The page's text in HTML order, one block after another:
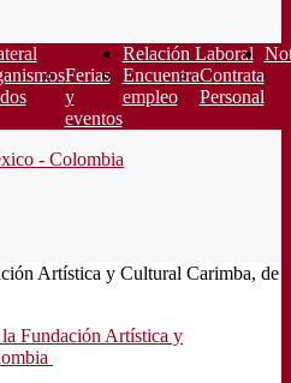
Ferias
y
eventos
Relación Laboral
Encuentra
empleo
Contrata
Personal
- Colombia
Artística y Cultural Carimba, de